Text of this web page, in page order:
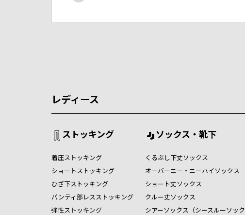
レディース
ストッキング
着圧ストッキング
ショートストッキング
ひざ下ストッキング
パンティ部レスストッキング
弾性ストッキング
ソックス・靴下
くるぶし下丈ソックス
オーバーニー・ニーハイソックス
ショート丈ソックス
クルー丈ソックス
シアーソックス（シースルーソック